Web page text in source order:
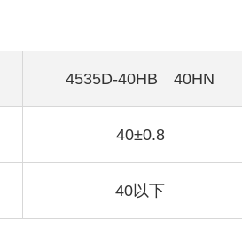
4535D-40HB 40HN
40±0.8
40以下